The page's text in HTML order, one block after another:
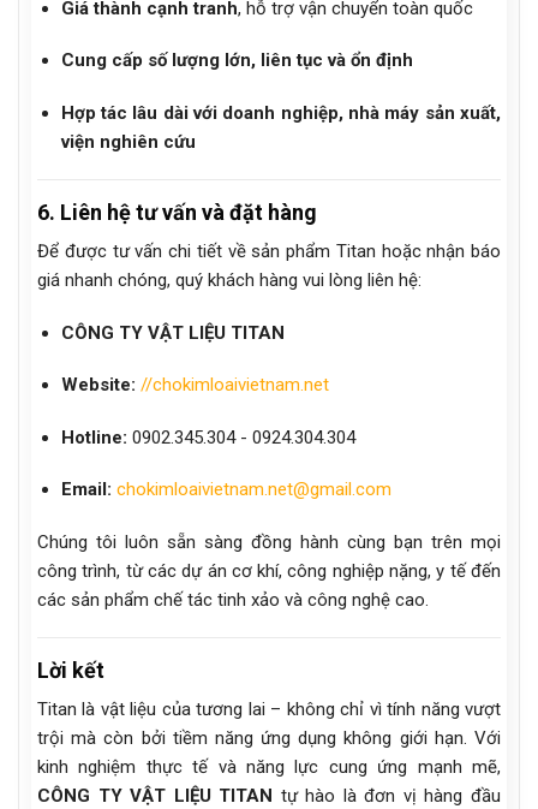
Giá thành cạnh tranh, hỗ trợ vận chuyển toàn quốc
Cung cấp số lượng lớn, liên tục và ổn định
Hợp tác lâu dài với doanh nghiệp, nhà máy sản xuất,
viện nghiên cứu
6. Liên hệ tư vấn và đặt hàng
Để được tư vấn chi tiết về sản phẩm Titan hoặc nhận báo
giá nhanh chóng, quý khách hàng vui lòng liên hệ:
CÔNG TY VẬT LIỆU TITAN
Website: //chokimloaivietnam.net
Hotline: 0902.345.304 - 0924.304.304
Email: chokimloaivietnam.net@gmail.com
Chúng tôi luôn sẵn sàng đồng hành cùng bạn trên mọi
công trình, từ các dự án cơ khí, công nghiệp nặng, y tế đến
các sản phẩm chế tác tinh xảo và công nghệ cao.
Lời kết
Titan là vật liệu của tương lai – không chỉ vì tính năng vượt
trội mà còn bởi tiềm năng ứng dụng không giới hạn. Với
kinh nghiệm thực tế và năng lực cung ứng mạnh mẽ,
CÔNG TY VẬT LIỆU TITAN tự hào là đơn vị hàng đầu